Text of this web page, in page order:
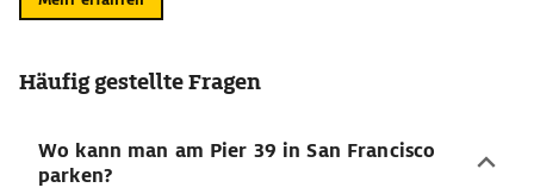
Häufig gestellte Fragen
Wo kann man am Pier 39 in San Francisco
parken?